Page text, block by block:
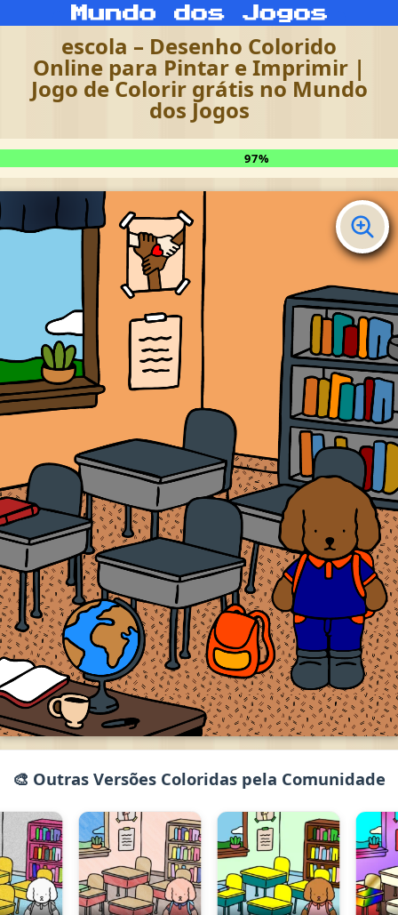
escola – Desenho Colorido
Online para Pintar e Imprimir |
Jogo de Colorir grátis no Mundo
dos Jogos
97%
🎨 Outras Versões Coloridas pela Comunidade